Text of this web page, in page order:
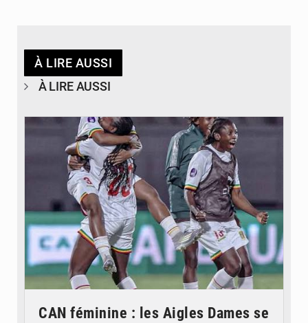
À LIRE AUSSI
À LIRE AUSSI
© FEMAFOOT
CAN féminine : les Aigles Dames se